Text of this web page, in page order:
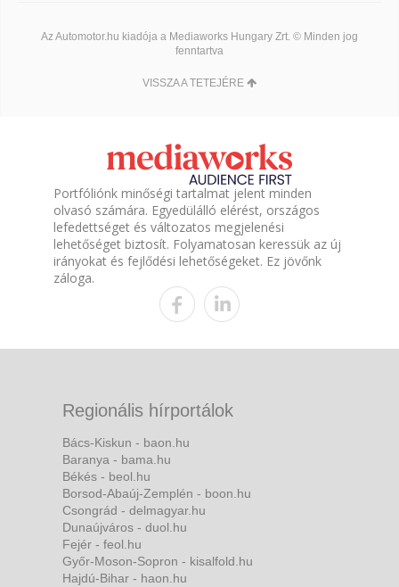
Az Automotor.hu kiadója a Mediaworks Hungary Zrt. © Minden jog
fenntartva
VISSZA A TETEJÉRE
Portfóliónk minőségi tartalmat jelent minden
olvasó számára. Egyedülálló elérést, országos
lefedettséget és változatos megjelenési
lehetőséget biztosít. Folyamatosan keressük az új
irányokat és fejlődési lehetőségeket. Ez jövőnk
záloga.
Regionális hírportálok
Bács-Kiskun - baon.hu
Baranya - bama.hu
Békés - beol.hu
Borsod-Abaúj-Zemplén - boon.hu
Csongrád - delmagyar.hu
Dunaújváros - duol.hu
Fejér - feol.hu
Győr-Moson-Sopron - kisalfold.hu
Hajdú-Bihar - haon.hu